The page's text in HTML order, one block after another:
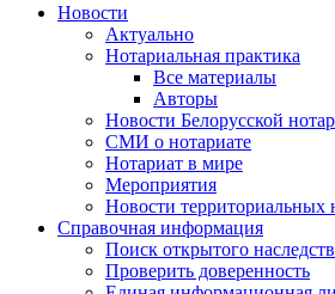
Новости
Актуально
Нотариальная практика
Все материалы
Авторы
Новости Белорусской
СМИ о нотариате
Нотариат в мире
Мероприятия
Новости территориальных
Справочная информация
Поиск открытого
Проверить доверенность